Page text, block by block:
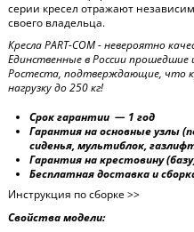
серии кресел отражают
своего владельца.
Кресла PART-COM - невероятно
Единственные в России
Ростеста, подтверждающие, что
нагрузку до 250 кг!
Срок гарантии — 1 год
Гарантия на основные узлы
сиденья, мультиблок,
Гарантия на крестовину
Бесплатная доставка и
Инструкция по сборке >>
Свойства модели: